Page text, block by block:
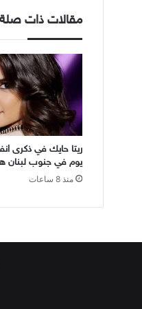
مقالات ذات صلة
ريتا حايك في ذكرى
يوم في جنوب لبنان هو 4
منذ 8 ساعات